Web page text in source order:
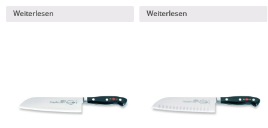
Weiterlesen
Weiterlesen